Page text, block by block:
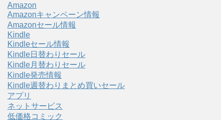
Amazon
Amazonキャンペーン情報
Amazonセール情報
Kindle
Kindleセール情報
Kindle日替わりセール
Kindle月替わりセール
Kindle発売情報
Kindle週替わりまとめ買いセール
アプリ
ネットサービス
低価格コミック